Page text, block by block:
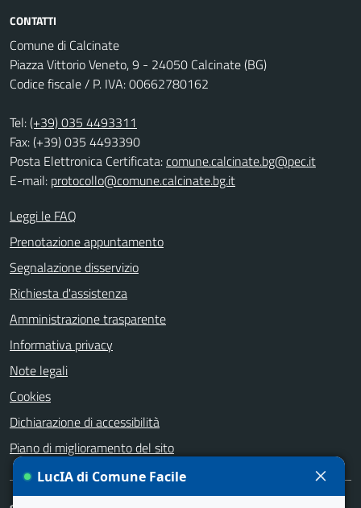
CONTATTI
Comune di Calcinate
Piazza Vittorio Veneto, 9 - 24050 Calcinate (BG)
Codice fiscale / P. IVA: 00662780162
Tel:(+39) 035 4493311
Fax: (+39) 035 4493390
Posta Elettronica Certificata:comune.calcinate.bg@pec.it
E-mail: protocollo@comune.calcinate.bg.it
Leggi le FAQ
Prenotazione appuntamento
Segnalazione disservizio
Richiesta d'assistenza
Amministrazione trasparente
Informativa privacy
Note legali
Cookies
Dichiarazione di accessibilità
Piano di miglioramento del sito